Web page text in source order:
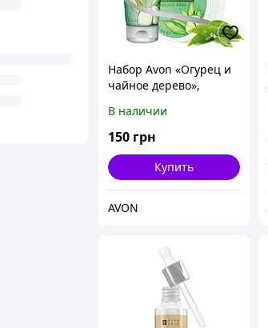
Набор Avon «Огурец и
чайное дерево»,
В наличии
150 грн
Купить
AVON